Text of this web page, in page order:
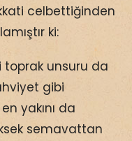
celbettiğinden
ki:
toprak unsuru da
gibi
yakını da
semavattan